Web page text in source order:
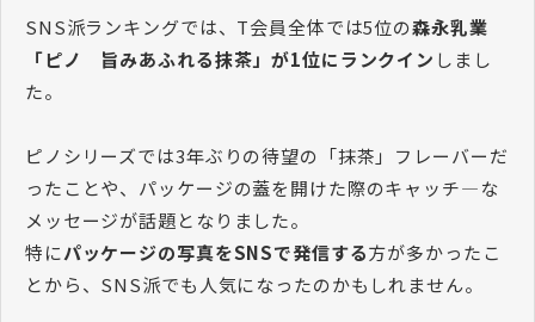
SNS派ランキングでは、T会員全体では5位の森永乳業
「ピノ 旨みあふれる抹茶」が1位にランクイン しまし
た。
ピノシリーズでは3年ぶりの待望の「抹茶」フレーバーだ
ったことや、パッケージの蓋を開けた際のキャッチ―な
メッセージが話題となりました。
特にパッケージの写真をSNSで発信する方が多かったこ
とから、SNS派でも人気になったのかもしれません。